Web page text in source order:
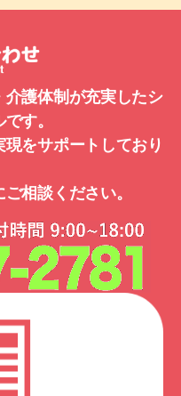
護体制が充実したシ
す。
をサポートしており
相談ください。